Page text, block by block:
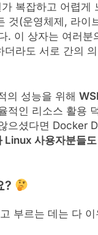
복잡하고 어렵
것(운영체제, 라이
. 이 상자는 여러
라도 서로 간의
의 성능을 위해
적인 리소스 활용
으셨다면 Docker
Linux 사용자분들
?
부르는 데는 다